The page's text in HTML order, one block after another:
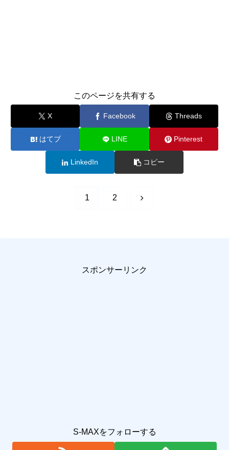
このページを共有する
X Facebook Threads
はてブ LINE Pinterest
LinkedIn コピー
1 2 次
スポンサーリンク
S-MAXをフォローする